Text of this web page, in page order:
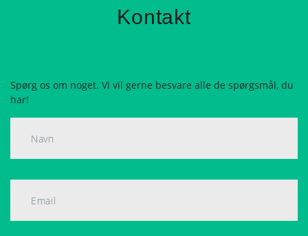
Kontakt
Spørg os om noget. Vi vil gerne besvare alle de spørgsmål, du
har!